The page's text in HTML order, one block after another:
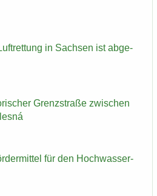
in Sach­sen ist ab­ge­
Grenz­stra­ße zwi­schen
für den Hoch­was­ser­